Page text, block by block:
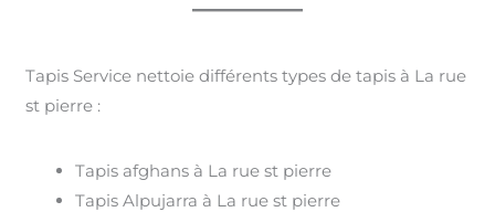
Tapis Service nettoie différents types de tapis à La rue
st pierre :
Tapis afghans à La rue st pierre
Tapis Alpujarra à La rue st pierre